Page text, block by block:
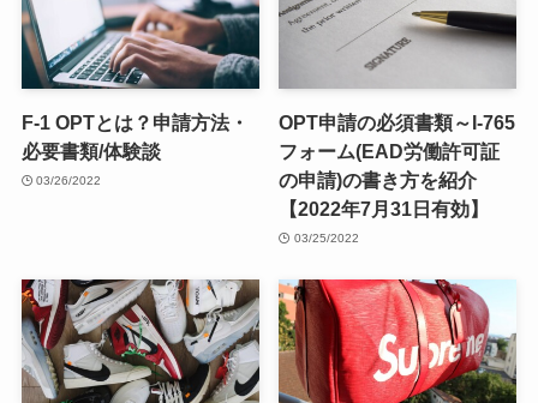
F-1 OPTとは？申請方法・
必要書類/体験談
03/26/2022
OPT申請の必須書類～I-765
フォーム(EAD労働許可証
の申請)の書き方を紹介
【2022年7月31日有効】
03/25/2022